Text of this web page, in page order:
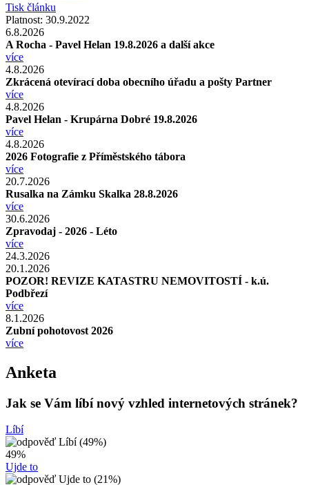
Tisk článku
Platnost: 30.9.2022
6.8.2026
A Rocha - Pavel Helan 19.8.2026 a další akce
více
4.8.2026
Zkrácená otevírací doba obecního úřadu a pošty Partner
více
4.8.2026
Pavel Helan - Krupárna Dobré 19.8.2026
více
4.8.2026
2026 Fotografie z Příměstského tábora
více
20.7.2026
Rusalka na Zámku Skalka 28.8.2026
více
30.6.2026
Zpravodaj - 2026 - Léto
více
24.3.2026
20.1.2026
POZOR! REVIZE KATASTRU NEMOVITOSTÍ - k.ú.
Podbřezí
více
8.1.2026
Zubní pohotovost 2026
více
Anketa
Jak se Vám líbí nový vzhled internetových stránek?
Líbí
49%
Ujde to